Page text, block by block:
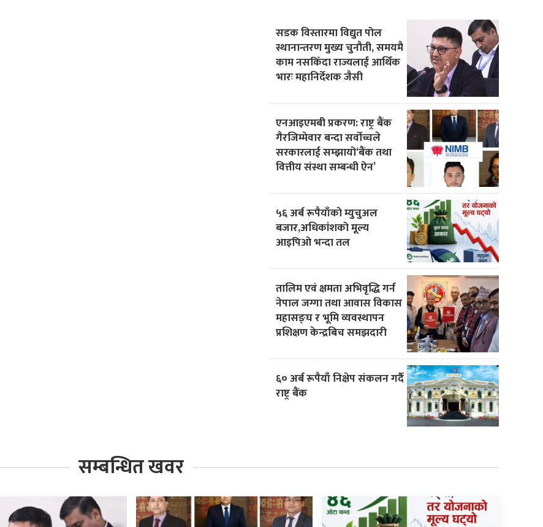
सडक विस्तारमा विद्युत पोल
स्थानान्तरण मुख्य चुनौती, समयमै
काम नसकिँदा राज्यलाई आर्थिक
भारः महानिर्देशक जैसी
एनआइएमबी प्रकरण: राष्ट्र बैंक
गैरजिम्मेवार बन्दा सर्वोच्चले
सरकारलाई सम्झायो‘बैंक तथा
वित्तीय संस्था सम्बन्धी ऐन’
५६ अर्ब रूपैयाँकाे म्युचुअल
बजार,अधिकांशको मूल्य
आइपिओ भन्दा तल
तालिम एवं क्षमता अभिवृद्धि गर्न
नेपाल जग्गा तथा आवास विकास
महासङ्घ र भूमि व्यवस्थापन
प्रशिक्षण केन्द्रबिच समझदारी
६० अर्ब रूपैयाँ निक्षेप संकलन गर्दै
राष्ट्र बैंक
सम्बन्धित खवर